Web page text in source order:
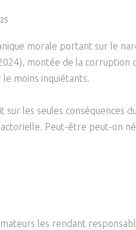
Adoption
Handicap
Maladie / Drogue
Agression Sexuelle
Assistance Sociale
Education Spécialisée
Accueil – Placement
Communication
Psychanalyse
Psychiatrie
Psychologie
Droit
Économie / Emploi
Romans / Médias
morale portant sur le
montée de la corruption
moins inquiétants.
les seules conséquences
Peut-être peut-on
les rendant